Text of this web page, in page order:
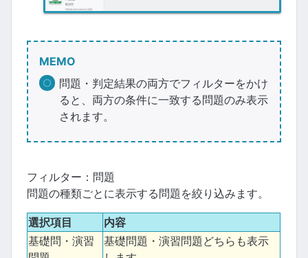
MEMO
問題・判定結果の両方でフィルターをかけ
ると、両方の条件に一致する問題のみ表示
されます。
フィルター：問題
問題の種類ごとに表示する問題を絞り込みます。
選択項目
内容
基礎問・演習
基礎問題・演習問題どちらも表示